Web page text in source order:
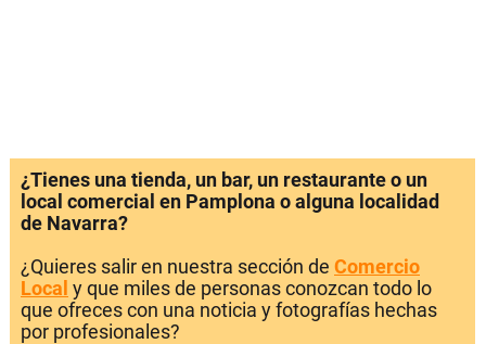
¿Tienes una tienda, un bar, un restaurante o un
local comercial en Pamplona o alguna localidad
de Navarra?
¿Quieres salir en nuestra sección de Comercio
Local y que miles de personas conozcan todo lo
que ofreces con una noticia y fotografías hechas
por profesionales?